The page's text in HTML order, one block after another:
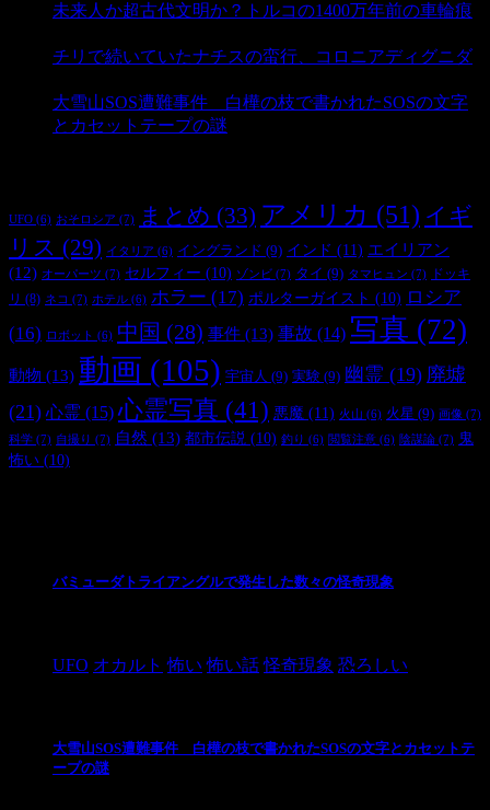
未来人か超古代文明か？トルコの1400万年前の車輪痕
チリで続いていたナチスの蛮行、コロニアディグニダ
大雪山SOS遭難事件 白樺の枝で書かれたSOSの文字
とカセットテープの謎
UFO (6) おそロシア (7) まとめ (33) アメリカ (51) イギ
リス (29) イタリア (6) イングランド (9) インド (11) エイリアン
(12) オーパーツ (7) セルフィー (10) ゾンビ (7) タイ (9) タマヒュン (7)
ドッキ
リ (8) ネコ (7) ホテル (6) ホラー (17) ポルターガイスト (10) ロシア
(16)
ロボット (6) 中国 (28) 事件 (13) 事故 (14) 写真 (72)
動物 (13) 動画 (105) 宇宙人 (9) 実験 (9) 幽霊 (19) 廃墟
(21) 心霊 (15) 心霊写真 (41) 悪魔 (11) 火山 (6) 火星 (9) 画像 (7)
科学 (7) 自撮り (7) 自然 (13) 都市伝説 (10) 釣り (6) 閲覧注意 (6) 陰謀論 (7) 鬼
怖い (10)
バミューダトライアングルで発生した数々の怪奇現象
UFO オカルト 怖い 怖い話 怪奇現象 恐ろしい
大雪山SOS遭難事件 白樺の枝で書かれたSOSの文字とカセットテ
ープの謎